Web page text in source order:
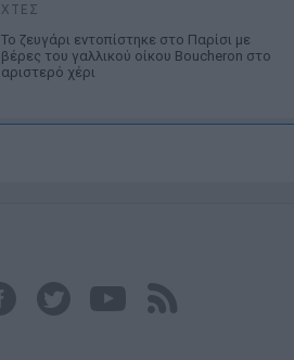
ΧΤΕΣ
Το ζευγάρι εντοπίστηκε στο Παρίσι με
βέρες του γαλλικού οίκου Boucheron στο
αριστερό χέρι